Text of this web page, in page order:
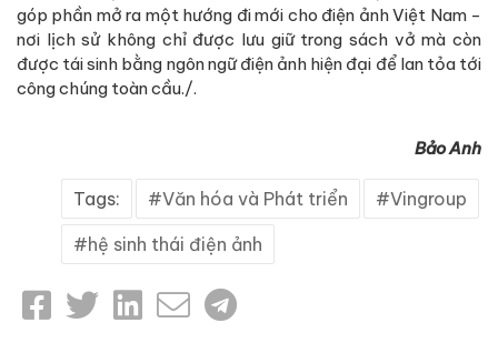
góp phần mở ra một hướng đi mới cho điện ảnh Việt Nam -
nơi lịch sử không chỉ được lưu giữ trong sách vở mà còn
được tái sinh bằng ngôn ngữ điện ảnh hiện đại để lan tỏa tới
công chúng toàn cầu./.
Bảo Anh
Tags: Văn hóa và Phát triển Vingroup
hệ sinh thái điện ảnh